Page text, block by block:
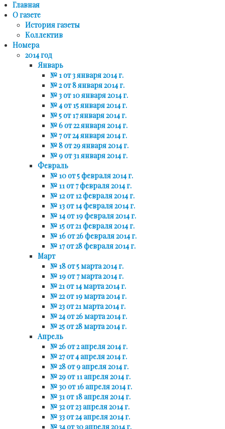
Главная
О газете
История газеты
Коллектив
Номера
2014 год
Январь
№ 1 от 3 января 2014 г.
№ 2 от 8 января 2014 г.
№ 3 от 10 января 2014 г.
№ 4 от 15 января 2014 г.
№ 5 от 17 января 2014 г.
№ 6 от 22 января 2014 г.
№ 7 от 24 января 2014 г.
№ 8 от 29 января 2014 г.
№ 9 от 31 января 2014 г.
Февраль
№ 10 от 5 февраля 2014 г.
№ 11 от 7 февраля 2014 г.
№ 12 от 12 февраля 2014 г.
№ 13 от 14 февраля 2014 г.
№ 14 от 19 февраля 2014 г.
№ 15 от 21 февраля 2014 г.
№ 16 от 26 февраля 2014 г.
№ 17 от 28 февраля 2014 г.
Март
№ 18 от 5 марта 2014 г.
№ 19 от 7 марта 2014 г.
№ 21 от 14 марта 2014 г.
№ 22 от 19 марта 2014 г.
№ 23 от 21 марта 2014 г.
№ 24 от 26 марта 2014 г.
№ 25 от 28 марта 2014 г.
Апрель
№ 26 от 2 апреля 2014 г.
№ 27 от 4 апреля 2014 г.
№ 28 от 9 апреля 2014 г.
№ 29 от 11 апреля 2014 г.
№ 30 от 16 апреля 2014 г.
№ 31 от 18 апреля 2014 г.
№ 32 от 23 апреля 2014 г.
№ 33 от 24 апреля 2014 г.
№ 34 от 30 апреля 2014 г.